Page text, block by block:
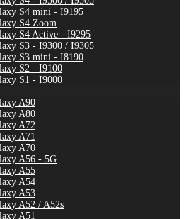
S4 mini - I9195
S4 Zoom
S4 Active - I9295
S3 - I9300 / I9305
S3 mini - I8190
S2 - I9100
S1 - I9000
A90
A80
A72
A71
A70
A56 - 5G
A55
A54
A53
A52 / A52s
A51